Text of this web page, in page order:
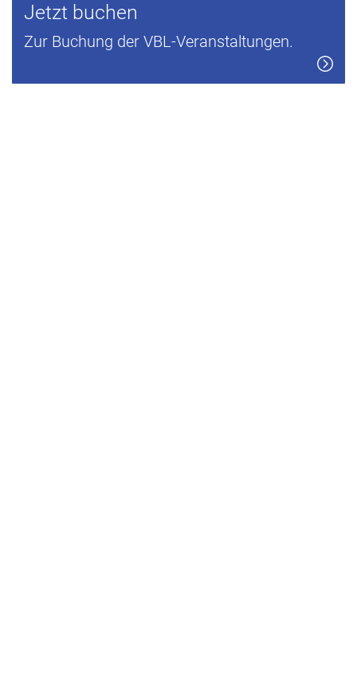
Jetzt buchen
Zur Buchung der VBL-Veranstaltungen.